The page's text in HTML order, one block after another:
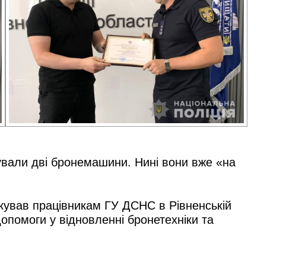
дві бронемашини. Нині вони вже «на
працівникам ГУ ДСНС в Рівненській
у відновленні бронетехніки та